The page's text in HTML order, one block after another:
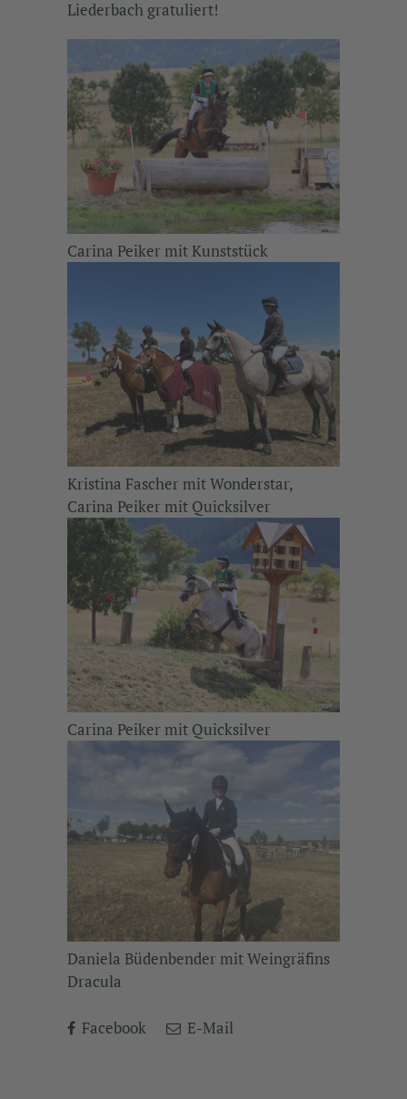
Liederbach gratuliert!
Carina Peiker mit Kunststück
Kristina Fascher mit Wonderstar,
Carina Peiker mit Quicksilver
Carina Peiker mit Quicksilver
Daniela Büdenbender mit Weingräfins
Dracula
Facebook E-Mail